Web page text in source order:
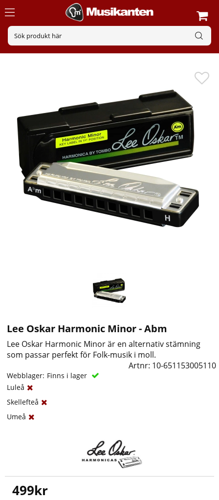
Lee Oskar Harmonic Minor - Abm
Lee Oskar Harmonic Minor är en alternativ stämning
som passar perfekt för Folk-musik i moll.
Artnr: 10-651153005110
Webblager: Finns i lager
Luleå
Skellefteå
Umeå
499kr